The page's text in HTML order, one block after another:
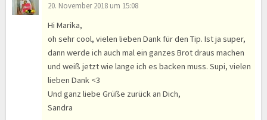
20. November 2018 um 15:08
Hi Marika,
oh sehr cool, vielen lieben Dank für den Tip. Ist ja super,
dann werde ich auch mal ein ganzes Brot draus machen
und weiß jetzt wie lange ich es backen muss. Supi, vielen
lieben Dank <3
Und ganz liebe Grüße zurück an Dich,
Sandra